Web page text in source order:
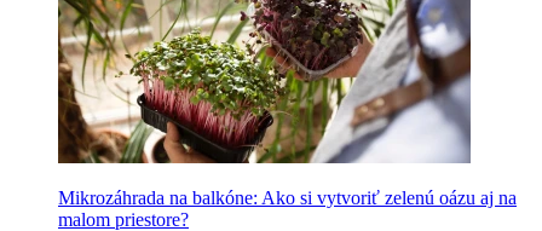
Mikrozáhrada na balkóne: Ako si vytvoriť zelenú oázu aj na
malom priestore?